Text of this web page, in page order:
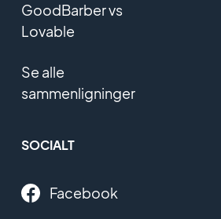
GoodBarber vs
Lovable
Se alle
sammenligninger
SOCIALT
Facebook